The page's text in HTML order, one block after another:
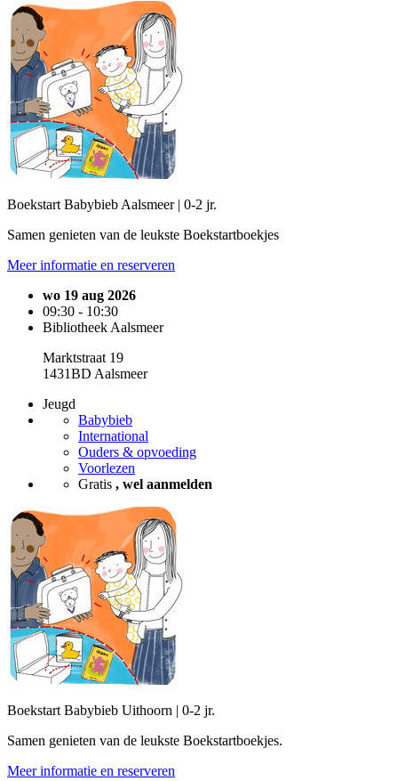
Boekstart Babybieb Aalsmeer | 0-2 jr.
Samen genieten van de leukste Boekstartboekjes
Meer informatie en reserveren
wo 19 aug 2026
09:30 - 10:30
Bibliotheek Aalsmeer
Marktstraat 19
1431BD Aalsmeer
Jeugd
Babybieb
International
Ouders & opvoeding
Voorlezen
Gratis , wel aanmelden
Boekstart Babybieb Uithoorn | 0-2 jr.
Samen genieten van de leukste Boekstartboekjes.
Meer informatie en reserveren